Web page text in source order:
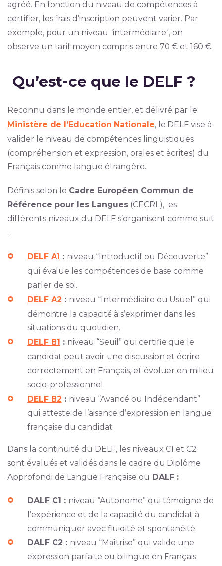
agréé. En fonction du niveau de compétences à
certifier, les frais d’inscription peuvent varier. Par
exemple, pour un niveau “intermédiaire”, on
observe un tarif moyen compris entre 70 € et 160 €.
Qu’est-ce que le DELF ?
Reconnu dans le monde entier, et délivré par le
Ministère de l’Education Nationale, le DELF vise à
valider le niveau de compétences linguistiques
(compréhension et expression, orales et écrites) du
Français comme langue étrangère.
Définis selon le Cadre Européen Commun de
Référence pour les Langues(CECRL), les
différents niveaux du DELF s’organisent comme suit
:
DELF A1 : niveau “Introductif ou Découverte”
qui évalue les compétences de base comme
parler de soi.
DELF A2 : niveau “Intermédiaire ou Usuel” qui
démontre la capacité à s’exprimer dans les
situations du quotidien.
DELF B1 : niveau “Seuil” qui certifie que le
candidat peut avoir une discussion et écrire
correctement en Français, et évoluer en milieu
socio-professionnel.
DELF B2 : niveau “Avancé ou Indépendant”
qui atteste de l’aisance d’expression en langue
française du candidat.
Dans la continuité du DELF, les niveaux C1 et C2
sont évalués et validés dans le cadre du Diplôme
Approfondi de Langue Française ou DALF :
DALF C1 : niveau “Autonome” qui témoigne de
l’expérience et de la capacité du candidat à
communiquer avec fluidité et spontanéité.
DALF C2 : niveau “Maîtrise” qui valide une
expression parfaite ou bilingue en Français.